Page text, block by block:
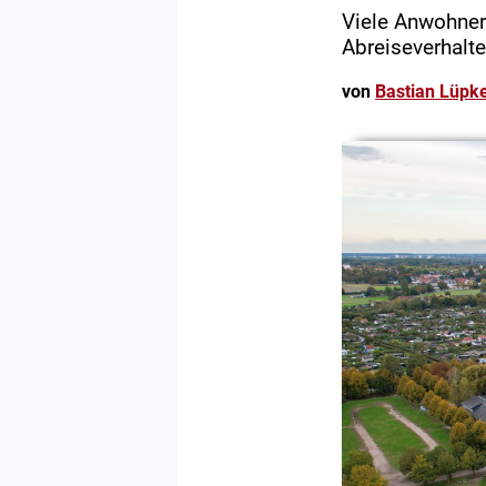
Viele
von Bastian